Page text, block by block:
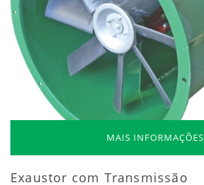
MAIS INFORMAÇÕES
Exaustor com Transmissão